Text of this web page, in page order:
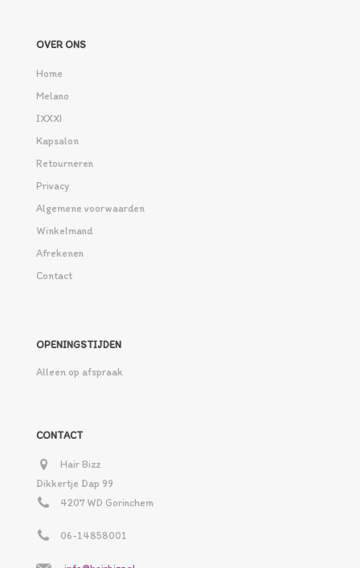
OVER ONS
Home
Melano
IXXXI
Kapsalon
Retourneren
Privacy
Algemene voorwaarden
Winkelmand
Afrekenen
Contact
OPENINGSTIJDEN
Alleen op afspraak
CONTACT
Hair Bizz
Dikkertje Dap 99
4207 WD Gorinchem
06-14858001